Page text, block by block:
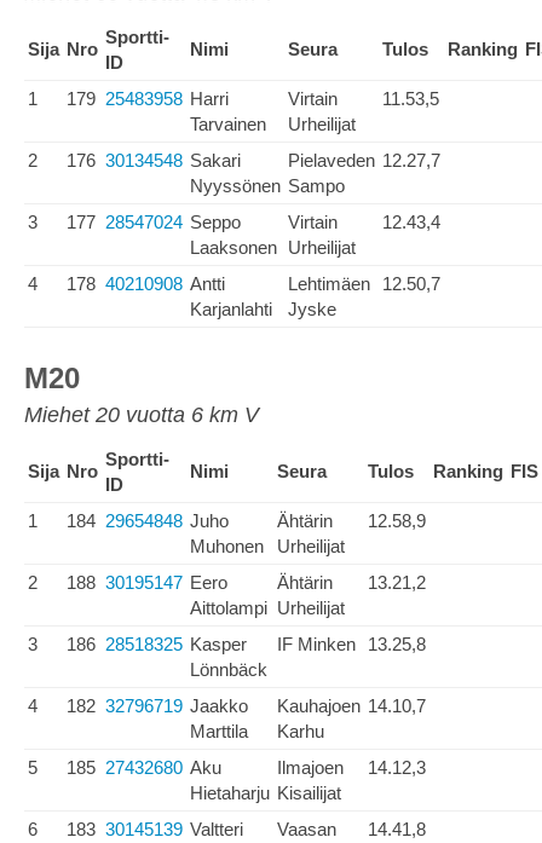
Sija Nro
Sportti-
ID
Nimi Seura Tulos Ranking
1 179 25483958 Harri
Tarvainen
Virtain
Urheilijat
11.53,5
2 176 30134548 Sakari
Nyyssönen
Pielaveden
Sampo
12.27,7
3 177 28547024 Seppo
Laaksonen
Virtain
Urheilijat
12.43,4
4 178 40210908 Antti
Karjanlahti
Lehtimäen
Jyske
12.50,7
M20
Miehet 20 vuotta 6 km V
Sija Nro
Sportti-
ID
Nimi Seura Tulos Ranking FIS
1 184 29654848 Juho
Muhonen
Ähtärin
Urheilijat
12.58,9
2 188 30195147 Eero
Aittolampi
Ähtärin
Urheilijat
13.21,2
3 186 28518325 Kasper
Lönnbäck
IF Minken 13.25,8
4 182 32796719 Jaakko
Marttila
Kauhajoen
Karhu
14.10,7
5 185 27432680 Aku
Hietaharju
Ilmajoen
Kisailijat
14.12,3
6 183 30145139 Valtteri
Vaasan
14.41,8